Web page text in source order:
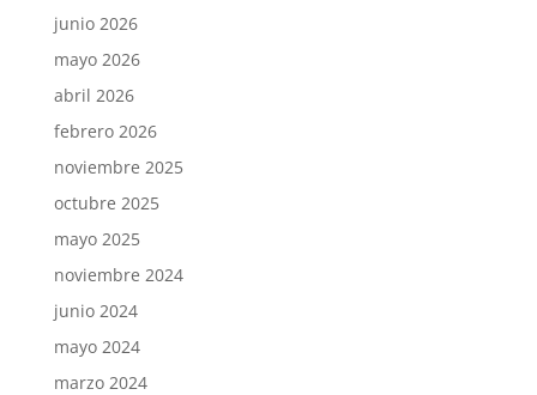
junio 2026
mayo 2026
abril 2026
febrero 2026
noviembre 2025
octubre 2025
mayo 2025
noviembre 2024
junio 2024
mayo 2024
marzo 2024